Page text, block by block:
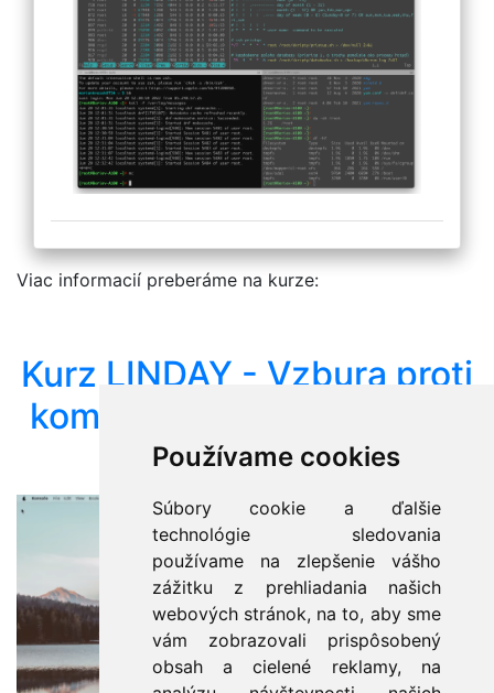
Používame cookies
Súbory cookie a ďalšie
technológie sledovania
používame na zlepšenie vášho
zážitku z prehliadania našich
webových stránok, na to, aby sme
vám zobrazovali prispôsobený
obsah a cielené reklamy, na
Viac informacií preberáme na kurze:
Kurz LINDAY - Vzbura proti
komerčnému M$: úvod do
Linuxu